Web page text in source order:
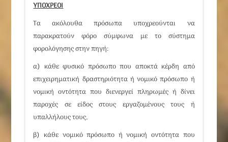
ΥΠΟΧΡΕΟΙ
Τα ακόλουθα πρόσωπα υποχρεούνται να
παρακρατούν φόρο σύμφωνα με το σύστημα
φορολόγησης στην πηγή:
α) κάθε φυσικό πρόσωπο που αποκτά κέρδη από
επιχειρηματική δραστηριότητα ή νομικό πρόσωπο ή
νομική οντότητα που διενεργεί πληρωμές ή δίνει
παροχές σε είδος στους εργαζομένους τους ή
υπαλλήλους τους,
β) κάθε νομικό πρόσωπο ή νομική οντότητα που